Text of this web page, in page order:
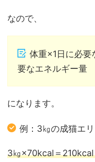
なので、
体重×1日に必要
要なエネルギー量
になります。
例：3㎏の成猫エ
3㎏×70kcal＝210kcal